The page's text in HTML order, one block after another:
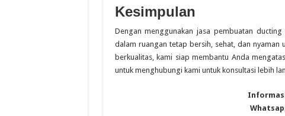
Kesimpulan
Dengan menggunakan jasa pembuatan
dalam ruangan tetap bersih, sehat, dan
berkualitas, kami siap membantu Anda
untuk menghubungi kami untuk konsultasi lebih